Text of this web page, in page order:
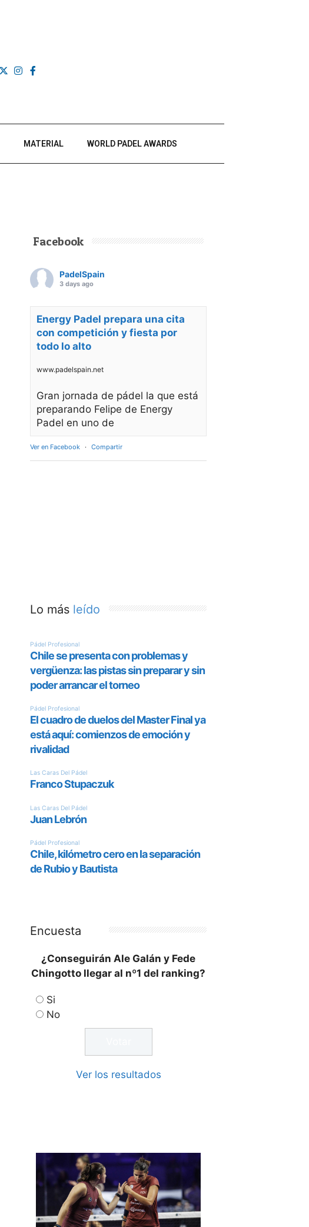
MATERIAL WORLD PADEL AWARDS
Facebook
PadelSpain
3 days ago
Energy Padel prepara una cita
con competición y fiesta por
todo lo alto
www.padelspain.net
Gran jornada de pádel la que está
preparando Felipe de Energy
Padel en uno de
Ver en Facebook · Compartir
Lo más leído
Encuesta
¿Conseguirán Ale Galán y Fede
Chingotto llegar al nº1 del ranking?
Si
No
Ver los resultados